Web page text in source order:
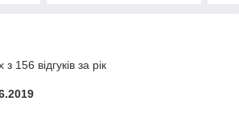
156 відгуків за рік